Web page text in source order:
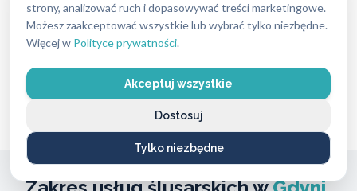
strony, analizować ruch i dopasowywać treści marketingowe.
Możesz zaakceptować wszystkie lub wybrać tylko niezbędne.
Więcej w Polityce prywatności.
Akceptuj wszystkie
Tylko niezbędne
Dostosuj
Niezależnie od scenariusza, awaryjne
otwieranie mieszkań w Redłowie
realizujemy z gwarancją braku uszkodzeń
zamka i drzwi.